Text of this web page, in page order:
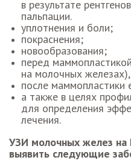
в результате
пальпации.
уплотнения и боли;
покраснения;
новообразования;
перед
на молочных железах),
после маммопластики
а также в целях
для определения
лечения.
УЗИ молочных желез на
выявить следующие